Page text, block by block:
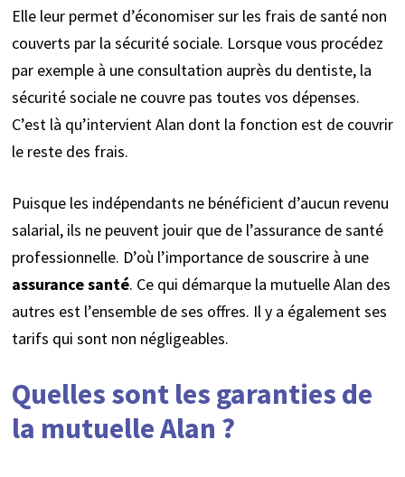
Elle leur permet d’économiser sur les frais de santé non
couverts par la sécurité sociale. Lorsque vous procédez
par exemple à une consultation auprès du dentiste, la
sécurité sociale ne couvre pas toutes vos dépenses.
C’est là qu’intervient Alan dont la fonction est de couvrir
le reste des frais.
Puisque les indépendants ne bénéficient d’aucun revenu
salarial, ils ne peuvent jouir que de l’assurance de santé
professionnelle. D’où l’importance de souscrire à une
assurance santé. Ce qui démarque la mutuelle Alan des
autres est l’ensemble de ses offres. Il y a également ses
tarifs qui sont non négligeables.
Quelles sont les garanties de
la mutuelle Alan ?